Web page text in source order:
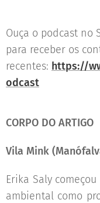
Ouça o podcast no
para receber os
recentes: https://
odcast
CORPO DO ARTIGO
Vila Mink
Erika Saly
ambiental como